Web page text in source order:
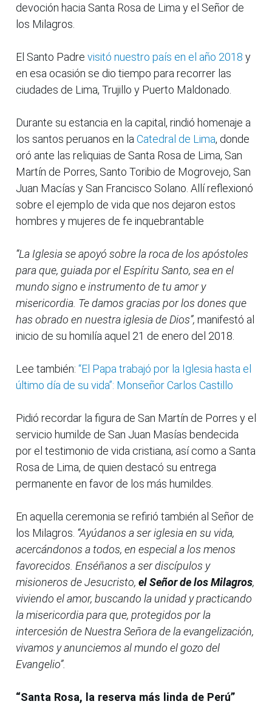
devoción hacia Santa Rosa de Lima y el Señor de
los Milagros.
El Santo Padre visitó nuestro país en el año 2018 y
en esa ocasión se dio tiempo para recorrer las
ciudades de Lima, Trujillo y Puerto Maldonado.
Durante su estancia en la capital, rindió homenaje a
los santos peruanos en la Catedral de Lima, donde
oró ante las reliquias de Santa Rosa de Lima, San
Martín de Porres, Santo Toribio de Mogrovejo, San
Juan Macías y San Francisco Solano. Allí reflexionó
sobre el ejemplo de vida que nos dejaron estos
hombres y mujeres de fe inquebrantable
“La Iglesia se apoyó sobre la roca de los apóstoles
para que, guiada por el Espíritu Santo, sea en el
mundo signo e instrumento de tu amor y
misericordia. Te damos gracias por los dones que
has obrado en nuestra iglesia de Dios”, manifestó al
inicio de su homilía aquel 21 de enero del 2018.
Lee también: “El Papa trabajó por la Iglesia hasta el
último día de su vida”: Monseñor Carlos Castillo
Pidió recordar la figura de San Martín de Porres y el
servicio humilde de San Juan Masías bendecida
por el testimonio de vida cristiana, así como a Santa
Rosa de Lima, de quien destacó su entrega
permanente en favor de los más humildes.
En aquella ceremonia se refirió también al Señor de
los Milagros. “Ayúdanos a ser iglesia en su vida,
acercándonos a todos, en especial a los menos
favorecidos. Enséñanos a ser discípulos y
misioneros de Jesucristo, el Señor de los Milagros,
viviendo el amor, buscando la unidad y practicando
la misericordia para que, protegidos por la
intercesión de Nuestra Señora de la evangelización,
vivamos y anunciemos al mundo el gozo del
Evangelio”.
“Santa Rosa, la reserva más linda de Perú”